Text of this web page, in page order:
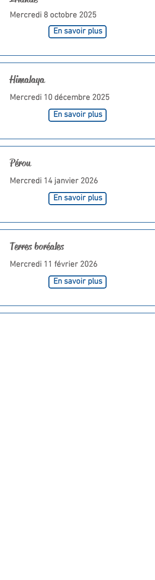
Mercredi 8 octobre 2025
En savoir plus
Himalaya
Mercredi 10 décembre 2025
En savoir plus
Pérou
Mercredi 14 janvier 2026
En savoir plus
Terres boréales
Mercredi 11 février 2026
En savoir plus